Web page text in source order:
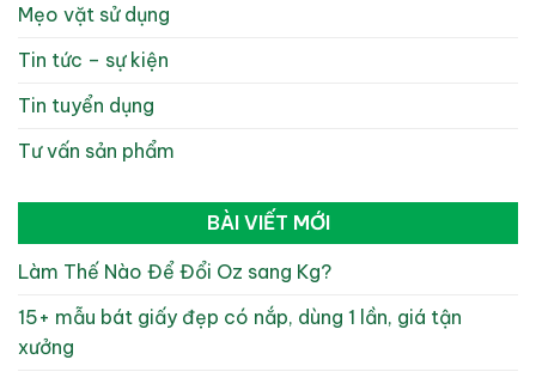
Mẹo vặt sử dụng
Tin tức – sự kiện
Tin tuyển dụng
Tư vấn sản phẩm
BÀI VIẾT MỚI
Làm Thế Nào Để Đổi Oz sang Kg?
15+ mẫu bát giấy đẹp có nắp, dùng 1 lần, giá tận
xưởng